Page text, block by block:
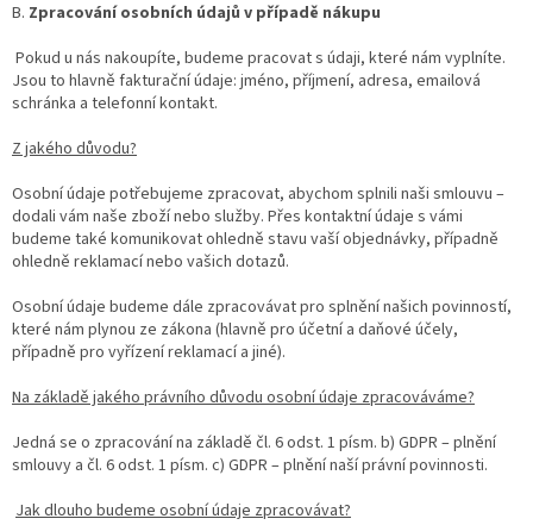
B. Zpracování osobních údajů v případě nákupu
Pokud u nás nakoupíte, budeme pracovat s údaji, které nám vyplníte.
Jsou to hlavně fakturační údaje: jméno, příjmení, adresa, emailová
schránka a telefonní kontakt.
Z jakého důvodu?
Osobní údaje potřebujeme zpracovat, abychom splnili naši smlouvu –
dodali vám naše zboží nebo služby. Přes kontaktní údaje s vámi
budeme také komunikovat ohledně stavu vaší objednávky, případně
ohledně reklamací nebo vašich dotazů.
Osobní údaje budeme dále zpracovávat pro splnění našich povinností,
které nám plynou ze zákona (hlavně pro účetní a daňové účely,
případně pro vyřízení reklamací a jiné).
Na základě jakého právního důvodu osobní údaje zpracováváme?
Jedná se o zpracování na základě čl. 6 odst. 1 písm. b) GDPR – plnění
smlouvy a čl. 6 odst. 1 písm. c) GDPR – plnění naší právní povinnosti.
Jak dlouho budeme osobní údaje zpracovávat?